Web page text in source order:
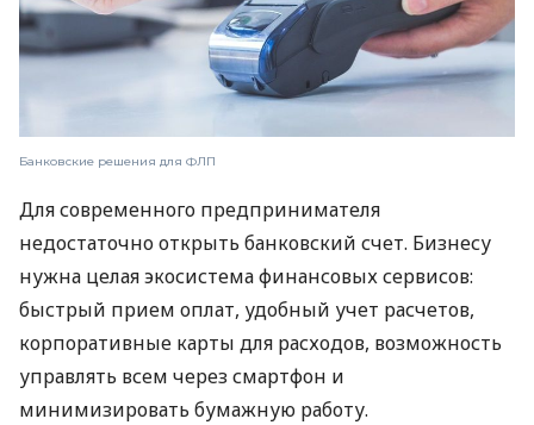
Банковские решения для ФЛП
Для современного предпринимателя
недостаточно открыть банковский счет. Бизнесу
нужна целая экосистема финансовых сервисов:
быстрый прием оплат, удобный учет расчетов,
корпоративные карты для расходов, возможность
управлять всем через смартфон и
минимизировать бумажную работу.